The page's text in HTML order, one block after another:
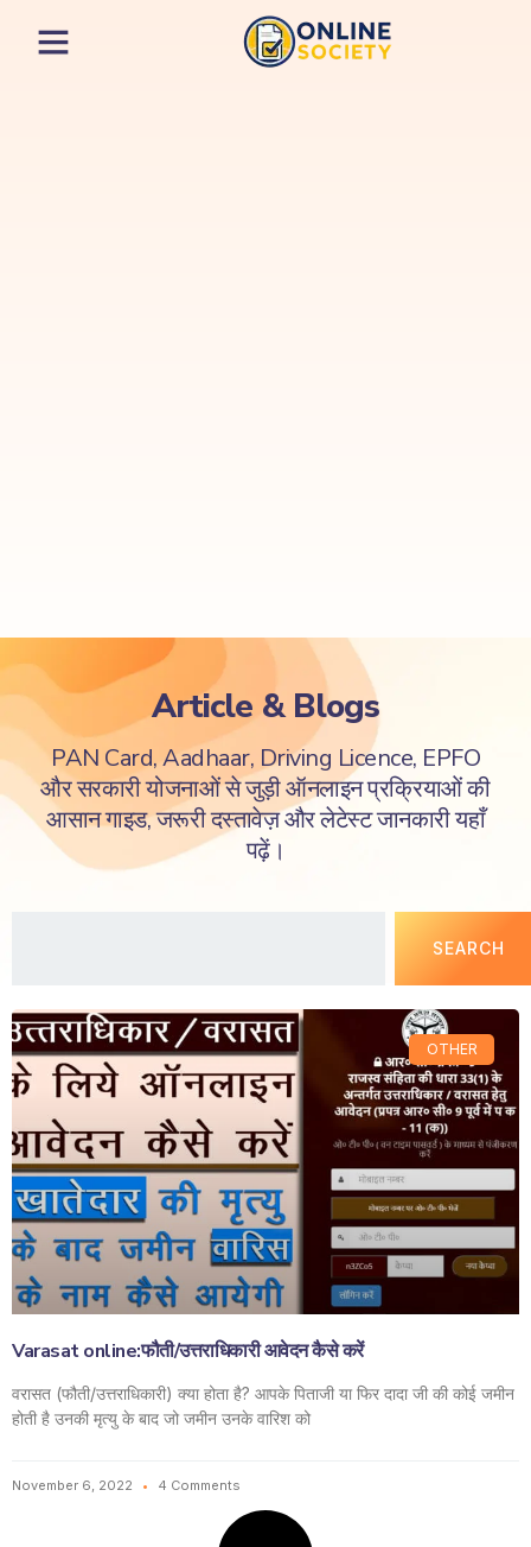
Article & Blogs
PAN Card, Aadhaar, Driving Licence, EPFO
और सरकारी योजनाओं से जुड़ी ऑनलाइन प्रक्रियाओं की
आसान गाइड, जरूरी दस्तावेज़ और लेटेस्ट जानकारी यहाँ
पढ़ें।
SEARCH
OTHER
Varasat online:फौती/उत्तराधिकारी आवेदन कैसे करें
वरासत (फौती/उत्तराधिकारी) क्या होता है? आपके पिताजी या फिर दादा जी की कोई जमीन
होती है उनकी मृत्यु के बाद जो जमीन उनके वारिश को
November 6, 2022 4 Comments